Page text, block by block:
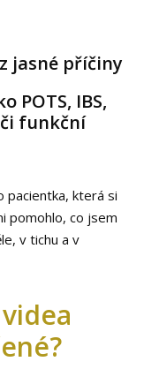
jasné příčiny
POTS, IBS,
funkční
pacientka, která si
pomohlo, co jsem
v tichu a v